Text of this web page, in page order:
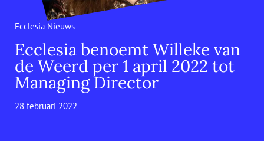
Ecclesia Nieuws
Ecclesia benoemt Willeke van
de Weerd per 1 april 2022 tot
Managing Director
28 februari 2022